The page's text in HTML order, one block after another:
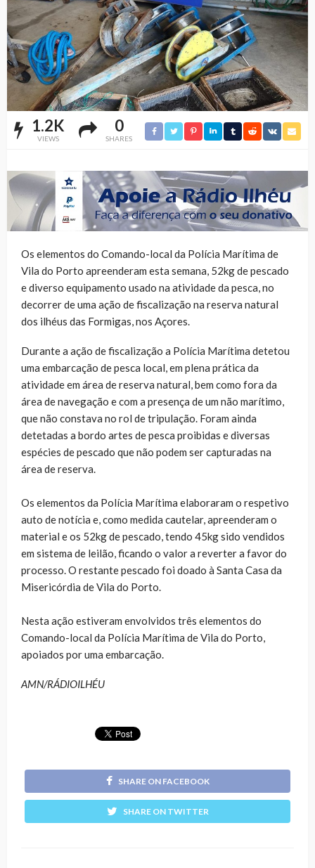
1.2K
VIEWS
0
SHARES
Os elementos do Comando-local da Polícia Marítima de
Vila do Porto apreenderam esta semana, 52kg de pescado
e diverso equipamento usado na atividade da pesca, no
decorrer de uma ação de fiscalização na reserva natural
dos ilhéus das Formigas, nos Açores.
Durante a ação de fiscalização a Polícia Marítima detetou
uma embarcação de pesca local, em plena prática da
atividade em área de reserva natural, bem como fora da
área de navegação e com a presença de um não marítimo,
que não constava no rol de tripulação. Foram ainda
detetadas a bordo artes de pesca proibidas e diversas
espécies de pescado que não podem ser capturadas na
área de reserva.
Os elementos da Polícia Marítima elaboraram o respetivo
auto de notícia e, como medida cautelar, apreenderam o
material e os 52kg de pescado, tendo 45kg sido vendidos
em sistema de leilão, ficando o valor a reverter a favor do
processo. O restante pescado foi doado à Santa Casa da
Misericórdia de Vila do Porto.
Nesta ação estiveram envolvidos três elementos do
Comando-local da Polícia Marítima de Vila do Porto,
apoiados por uma embarcação.
AMN/RÁDIOILHÉU​
SHARE ON FACEBOOK
SHARE ON TWITTER